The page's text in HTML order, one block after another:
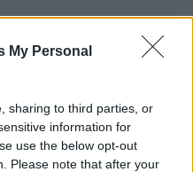
My Personal
sharing to third parties, or
information for
use the below opt-out
Please note that after your